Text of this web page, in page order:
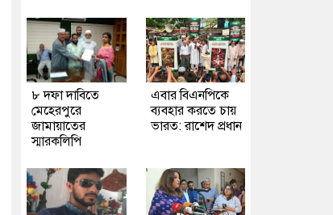
৮ দফা দাবিতে
মেহেরপুরে
জামায়াতের
স্মারকলিপি
এবার বিএনপিকে
ব্যবহার করতে চায়
ভারত: রাশেদ প্রধান